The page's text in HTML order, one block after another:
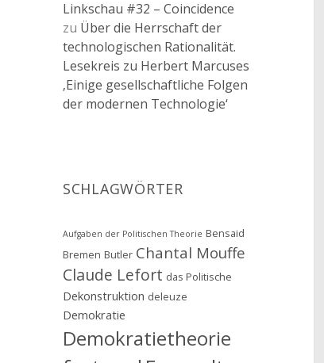
Linkschau #32 – Coincidence
zu Über die Herrschaft der
technologischen Rationalität.
Lesekreis zu Herbert Marcuses
‚Einige gesellschaftliche Folgen
der modernen Technologie‘
SCHLAGWÖRTER
Aufgaben der Politischen Theorie Bensaid
Bremen Butler Chantal Mouffe
Claude Lefort das Politische
Dekonstruktion deleuze
Demokratie
Demokratietheorie